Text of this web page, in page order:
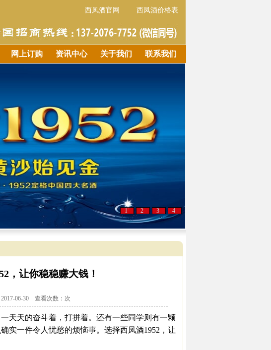
西凤酒官网 西凤酒价格表
网上订购 资讯中心 关于我们 联系我们
1 2 3 4
，让你稳稳赚大钱！
06-30 查看次数： 次
天的奋斗着，打拼着。还有一些同学则有一颗
实一件令人忧愁的烦恼事。选择西凤酒1952，让